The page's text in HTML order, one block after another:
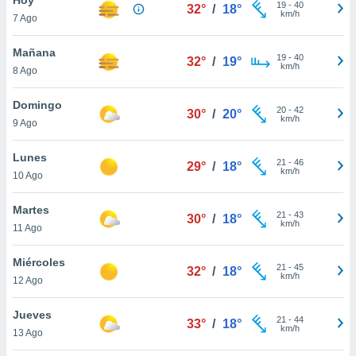
en
más
nuestra
de
cookies
aceptar
7 Ago
32° / 18° 19- 40
km/h
Mañana
8 Ago
32° / 19° 19- 40
km/h
Domingo
9 Ago
30° / 20° 20- 42
km/h
Lunes
10 Ago
29° / 18° 21 - 46
km/h
Martes
11 Ago
30° / 18° 21 - 43
km/h
Miércoles
12 Ago
32° / 18° 21 - 45
km/h
Jueves
13 Ago
33° / 18° 21 - 44
km/h